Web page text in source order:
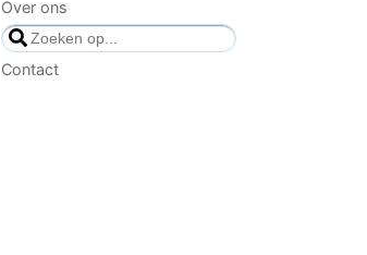
Over ons
Contact